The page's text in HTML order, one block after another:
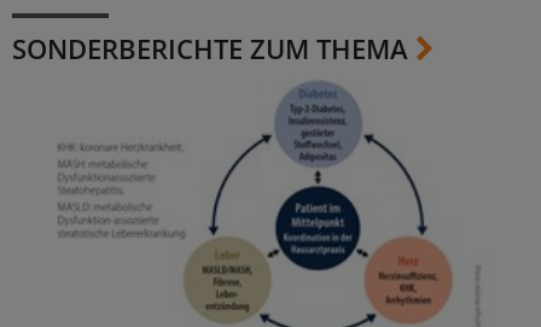
SONDERBERICHTE ZUM THEMA